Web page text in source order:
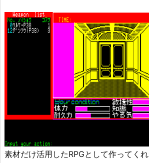
素材だけ活用したRPGとして作ってく